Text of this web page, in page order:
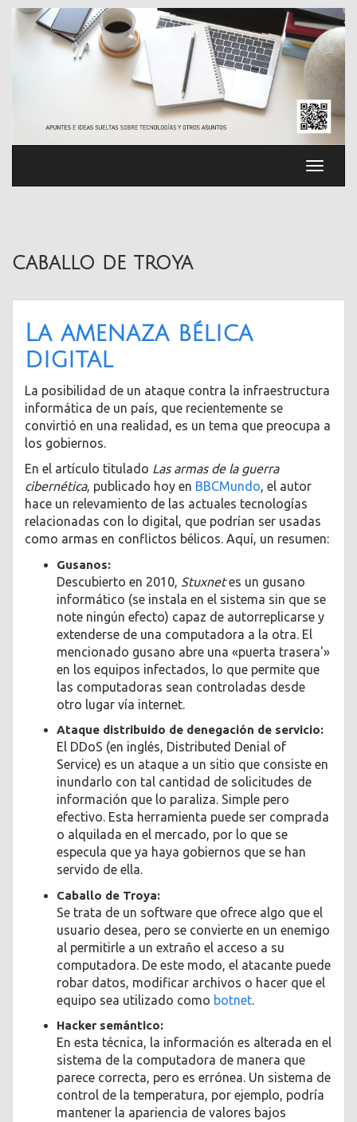
Saltar
contenido
caballo de troya
La amenaza bélica
digital
La posibilidad de un ataque contra la infraestructura
informática de un país, que recientemente se
convirtió en una realidad, es un tema que preocupa a
los gobiernos.
En el artículo titulado Las armas de la guerra
cibernética, publicado hoy en BBCMundo, el autor
hace un relevamiento de las actuales tecnologías
relacionadas con lo digital, que podrían ser usadas
como armas en conflictos bélicos. Aquí, un resumen:
Gusanos:
Descubierto en 2010, Stuxnetes un gusano
informático (se instala en el sistema sin que se
note ningún efecto) capaz de autorreplicarse y
extenderse de una computadora a la otra. El
mencionado gusano abre una «puerta trasera'»
en los equipos infectados, lo que permite que
las computadoras sean controladas desde
otro lugar vía internet.
Ataque distribuido de denegación de servicio:
El DDoS (en inglés, Distributed Denial of
Service) es un ataque a un sitio que consiste en
inundarlo con tal cantidad de solicitudes de
información que lo paraliza. Simple pero
efectivo. Esta herramienta puede ser comprada
o alquilada en el mercado, por lo que se
especula que ya haya gobiernos que se han
servido de ella.
Caballo de Troya:
Se trata de un software que ofrece algo que el
usuario desea, pero se convierte en un enemigo
al permitirle a un extraño el acceso a su
computadora. De este modo, el atacante puede
robar datos, modificar archivos o hacer que el
equipo sea utilizado como botnet.
Hacker semántico:
En esta técnica, la información es alterada en el
sistema de la computadora de manera que
parece correcta, pero es errónea. Un sistema de
control de la temperatura, por ejemplo, podría
mantener la apariencia de valores bajos